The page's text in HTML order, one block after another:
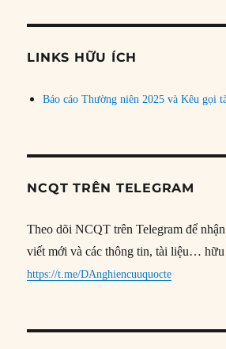
đề
LINKS HỮU ÍCH
Báo cáo Thường niên 2025 và Kêu gọi
NCQT TRÊN TELEGRAM
Theo dõi NCQT trên Telegram để
viết mới và các thông tin, tài liệu… hữu
https://t.me/DAnghiencuuquocte